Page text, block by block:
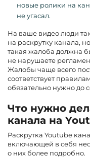
новые ролики на
не угасал.
На ваше видео люди
на раскрутку канала,
такая жалоба должна
не нарушаете
Жалобы чаще всего
соответствует
обязательно нужно до
Что нужно
канала на
Раскрутка Youtube
включающей в себя
о них более подробно.